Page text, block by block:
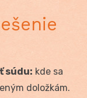
súdu: kde sa
doložkám.